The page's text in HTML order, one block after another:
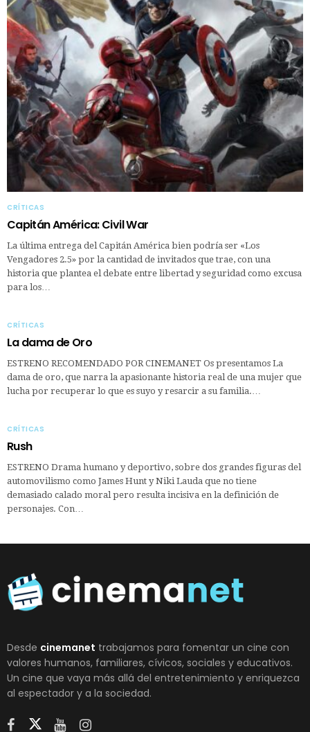
CRÍTICAS
Capitán América: Civil War
La última entrega del Capitán América bien podría ser «Los
Vengadores 2.5» por la cantidad de invitados que trae, con una
historia que plantea el debate entre libertad y seguridad como excusa
para los…
CRÍTICAS
La dama de Oro
ESTRENO RECOMENDADO POR CINEMANET Os presentamos La
dama de oro, que narra la apasionante historia real de una mujer que
lucha por recuperar lo que es suyo y resarcir a su familia.…
CRÍTICAS
Rush
ESTRENO Drama humano y deportivo, sobre dos grandes figuras del
automovilismo como James Hunt y Niki Lauda que no tiene
demasiado calado moral pero resulta incisiva en la definición de
personajes. Con…
Desde cinemanet trabajamos para fomentar un cine con
valores humanos, familiares, cívicos, sociales y educativos.
Un cine que vaya más allá del entretenimiento y enriquezca
al espectador y a la sociedad.